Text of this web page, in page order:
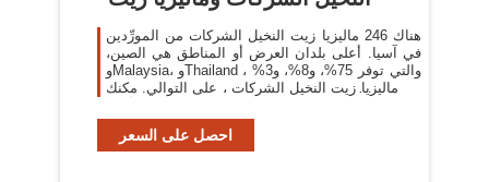
هناك 246 ماليزيا زيت النخيل الشركات من المورِّدين
في آسيا. أعلى بلدان العرض أو المناطق هي الصين،
وMalaysia، وThailand ، والتي توفر 75%، و8%، و3%
من ماليزيا زيت النخيل الشركات ، على التوالي. مكنك
احصل على السعر